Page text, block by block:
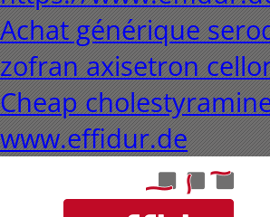
Achat générique
zofran axisetron
Cheap
www.effidur.de